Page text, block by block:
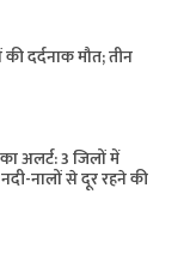
दर्दनाक मौत; तीन
अलर्ट: 3 जिलों में
नालों से दूर रहने की